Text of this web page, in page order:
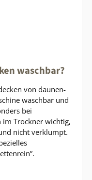
waschbar?
von daunen-
waschbar und
bei
im Trockner wichtig,
nicht verklumpt.